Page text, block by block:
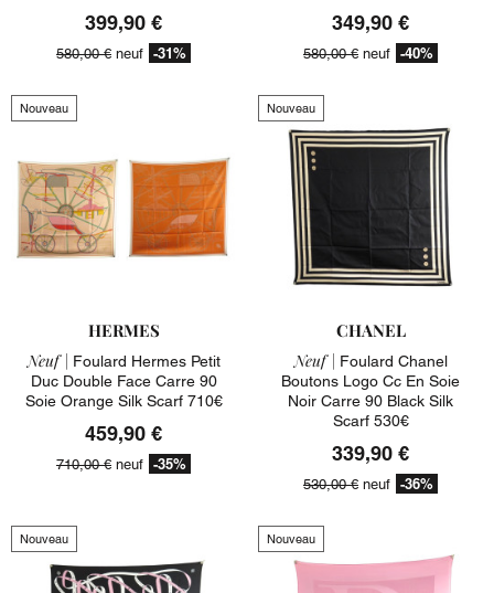
399,90 €
580,00 € neuf -31%
349,90 €
580,00 € neuf -40%
Nouveau
HERMES
Neuf | Foulard Hermes Petit
Duc Double Face Carre 90
Soie Orange Silk Scarf 710€
459,90 €
710,00 € neuf -35%
Nouveau
CHANEL
Neuf | Foulard Chanel
Boutons Logo Cc En Soie
Noir Carre 90 Black Silk
Scarf 530€
339,90 €
530,00 € neuf -36%
Nouveau Nouveau